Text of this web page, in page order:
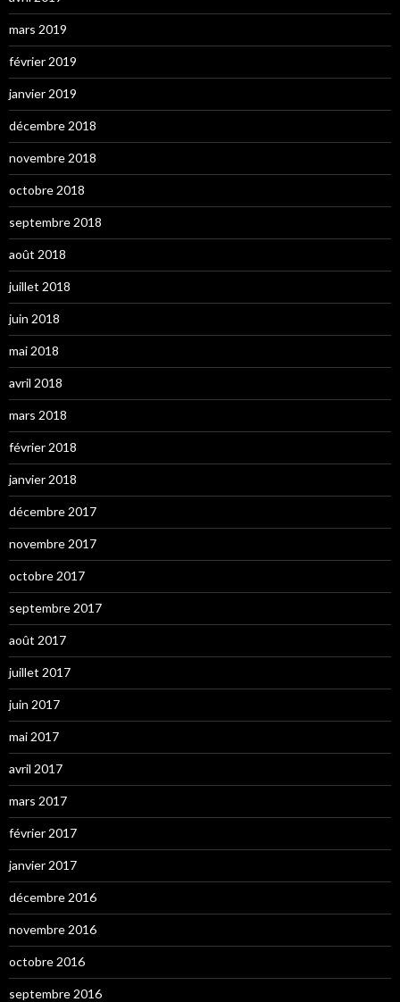
mars 2019
février 2019
janvier 2019
décembre 2018
novembre 2018
octobre 2018
septembre 2018
août 2018
juillet 2018
juin 2018
mai 2018
avril 2018
mars 2018
février 2018
janvier 2018
décembre 2017
novembre 2017
octobre 2017
septembre 2017
août 2017
juillet 2017
juin 2017
mai 2017
avril 2017
mars 2017
février 2017
janvier 2017
décembre 2016
novembre 2016
octobre 2016
septembre 2016